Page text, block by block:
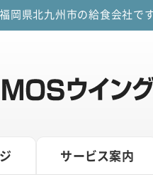
岡県北九州市の給食会社で
サービス案内